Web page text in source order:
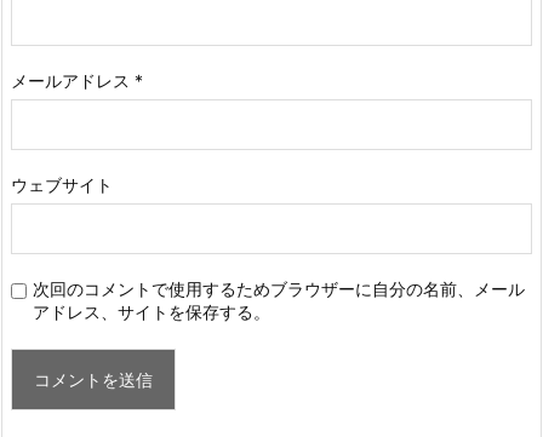
メールアドレス *
ウェブサイト
次回のコメントで使用するためブラウザーに自分の名前、メール
アドレス、サイトを保存する。